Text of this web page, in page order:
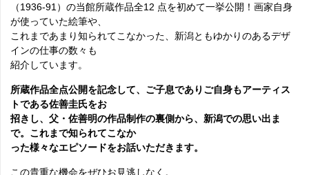
（1936-91）の当館所蔵作品全12 点を初めて一挙公開！画家自身
が使っていた絵筆や、
これまであ まり知られてこなかった、新潟ともゆかりのあるデザ
インの仕事の数々も
紹介しています。
所蔵作品全点公開を記念して、ご子息でありご自身もアーティス
トである佐善圭氏をお
招きし、父・佐善明の作品制作の裏側から、新潟での思い出ま
で。これまで知られてこなか
った様々なエピソードをお話いただきます。
この貴重な機会をぜひお見逃しなく。